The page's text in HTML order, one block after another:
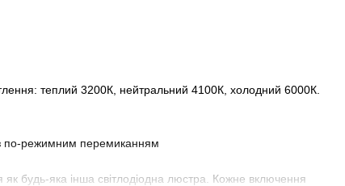
теплий 3200К, нейтральний 4100К, холодний 6000К.
по-режимним перемиканням
будь-яка інша світлодіодна люстра. Кожне включення